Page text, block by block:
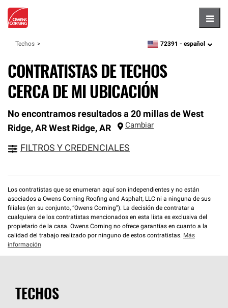
Techos zipcode, language
72391 - español
CONTRATISTAS DE TECHOS
CERCA DE MI UBICACIÓN
No encontramos resultados a 20 millas de West
Ridge, AR West Ridge, AR Cambiar
FILTROS Y CREDENCIALES
Los contratistas que se enumeran aquí son independientes y no están
asociados a Owens Corning Roofing and Asphalt, LLC ni a ninguna de sus
filiales (en su conjunto, “Owens Corning”). La decisión de contratar a
cualquiera de los contratistas mencionados en esta lista es exclusiva del
propietario de la casa. Owens Corning no ofrece garantías en cuanto a la
calidad del trabajo realizado por ninguno de estos contratistas. Más
información
TECHOS